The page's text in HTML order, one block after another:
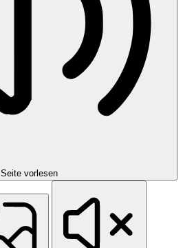
Seite vorlesen